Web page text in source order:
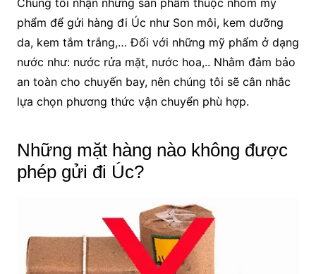
Chúng tôi nhận những sản phẩm thuộc nhóm mỹ
phẩm để gửi hàng đi Úc như Son môi, kem dưỡng
da, kem tắm trắng,… Đối với những mỹ phẩm ở dạng
nước như: nước rửa mặt, nước hoa,.. Nhằm đảm bảo
an toàn cho chuyến bay, nên chúng tôi sẽ cân nhắc
lựa chọn phương thức vận chuyển phù hợp.
Những mặt hàng nào không được
phép gửi đi Úc?